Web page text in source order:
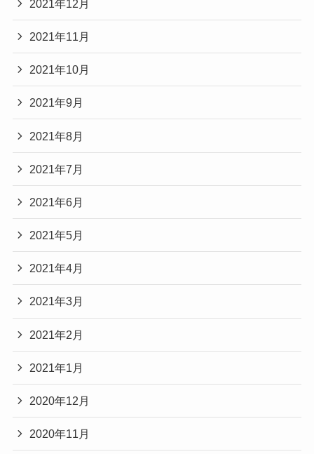
2021年12月
2021年11月
2021年10月
2021年9月
2021年8月
2021年7月
2021年6月
2021年5月
2021年4月
2021年3月
2021年2月
2021年1月
2020年12月
2020年11月